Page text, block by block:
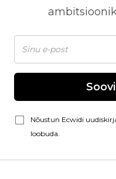
Nõustun Ecwidi
loobuda.